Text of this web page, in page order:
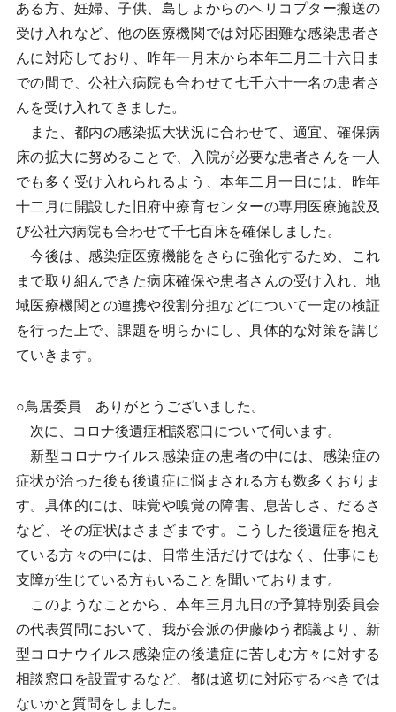
ある方、妊婦、子供、島しょからのヘリコプター搬送の
受け入れなど、他の医療機関では対応困難な感染患者さ
んに対応しており、昨年一月末から本年二月二十六日ま
での間で、公社六病院も合わせて七千六十一名の患者さ
んを受け入れてきました。
また、都内の感染拡大状況に合わせて、適宜、確保病
床の拡大に努めることで、入院が必要な患者さんを一人
でも多く受け入れられるよう、本年二月一日には、昨年
十二月に開設した旧府中療育センターの専用医療施設及
び公社六病院も合わせて千七百床を確保しました。
今後は、感染症医療機能をさらに強化するため、これ
まで取り組んできた病床確保や患者さんの受け入れ、地
域医療機関との連携や役割分担などについて一定の検証
を行った上で、課題を明らかにし、具体的な対策を講じ
ていきます。
○鳥居委員 ありがとうございました。
次に、コロナ後遺症相談窓口について伺います。
新型コロナウイルス感染症の患者の中には、感染症の
症状が治った後も後遺症に悩まされる方も数多くおりま
す。具体的には、味覚や嗅覚の障害、息苦しさ、だるさ
など、その症状はさまざまです。こうした後遺症を抱え
ている方々の中には、日常生活だけではなく、仕事にも
支障が生じている方もいることを聞いております。
このようなことから、本年三月九日の予算特別委員会
の代表質問において、我が会派の伊藤ゆう都議より、新
型コロナウイルス感染症の後遺症に苦しむ方々に対する
相談窓口を設置するなど、都は適切に対応するべきでは
ないかと質問をしました。